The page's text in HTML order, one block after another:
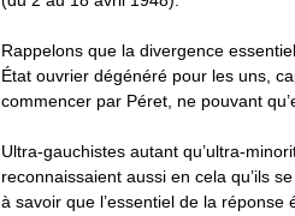
Rappelons que la divergence
État ouvrier dégénéré pour les uns,
commencer par Péret, ne pouvant
Ultra-gauchistes autant qu’ultra-
reconnaissaient aussi en cela qu’ils
à savoir que l’essentiel de la